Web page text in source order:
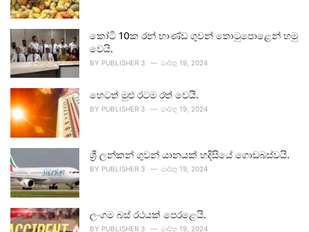
කෝටි 10ක රන් භාණ්ඩ ගුවන් තොටුපොළෙන් හමු
වෙයි.
BY PUBLISHER 3 මාර්තු 19, 2024
හෙටත් මුළු රටම රත් වෙයි.
BY PUBLISHER 3 මාර්තු 19, 2024
ශ්‍රී ලන්කන් ගුවන් යානයක් හදිසියේ ගොඩබස්වයි.
BY PUBLISHER 3 මාර්තු 19, 2024
ලංගම බස් රථයක් පෙරළෙයි.
BY PUBLISHER 3 මාර්තු 19, 2024